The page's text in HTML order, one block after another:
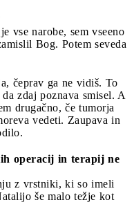
vse narobe, sem vseeno
Bog. Potem seveda
čeprav ga ne vidiš. To
zdaj poznava smisel. A
drugačno, če tumorja
vedeti. Zaupava in
operacij in terapij ne
z vrstniki, ki so imeli
še malo težje kot